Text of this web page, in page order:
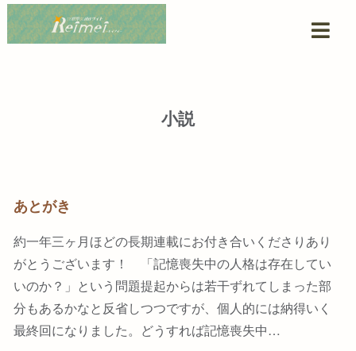
小説
あとがき
約一年三ヶ月ほどの長期連載にお付き合いくださりあり
がとうございます！ 「記憶喪失中の人格は存在してい
いのか？」という問題提起からは若干ずれてしまった部
分もあるかなと反省しつつですが、個人的には納得いく
最終回になりました。どうすれば記憶喪失中…